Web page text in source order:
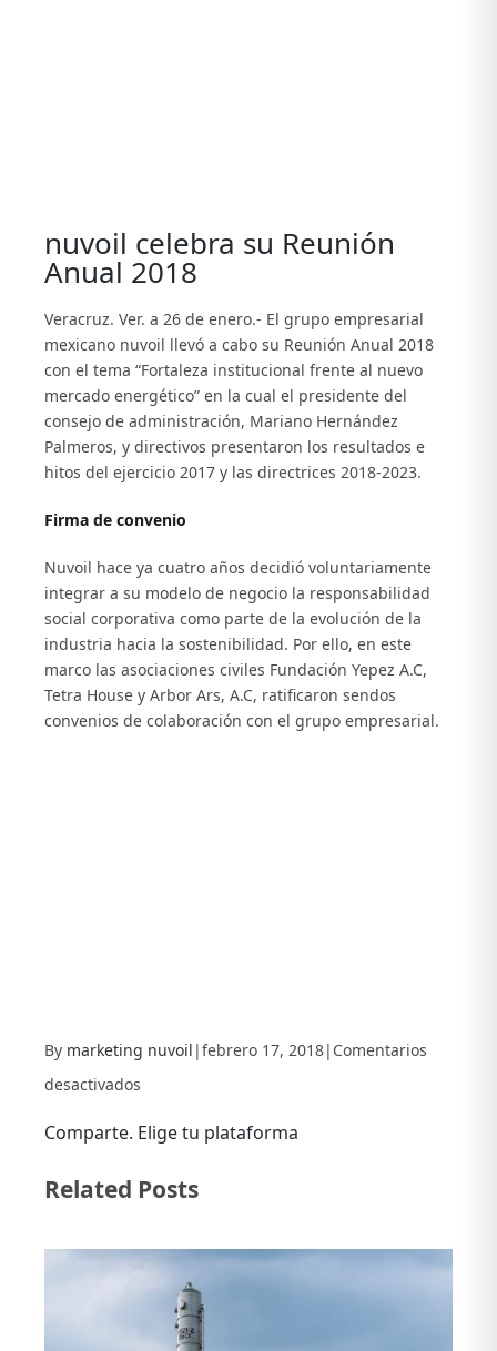
nuvoil celebra su Reunión
Anual 2018
Veracruz. Ver. a 26 de enero.- El grupo empresarial
mexicano nuvoil llevó a cabo su Reunión Anual 2018
con el tema “Fortaleza institucional frente al nuevo
mercado energético” en la cual el presidente del
consejo de administración, Mariano Hernández
Palmeros, y directivos presentaron los resultados e
hitos del ejercicio 2017 y las directrices 2018-2023.
Firma de convenio
Nuvoil hace ya cuatro años decidió voluntariamente
integrar a su modelo de negocio la responsabilidad
social corporativa como parte de la evolución de la
industria hacia la sostenibilidad. Por ello, en este
marco las asociaciones civiles Fundación Yepez A.C,
Tetra House y Arbor Ars, A.C, ratificaron sendos
convenios de colaboración con el grupo empresarial.
By marketing nuvoil |febrero 17, 2018| Comentarios
desactivados
su
Anual
Comparte. Elige tu plataforma
Related Posts